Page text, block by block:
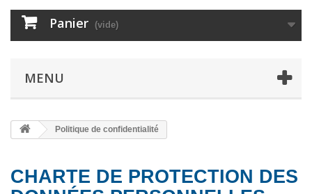
Panier (vide)
MENU
Politique de confidentialité
CHARTE DE PROTECTION DES